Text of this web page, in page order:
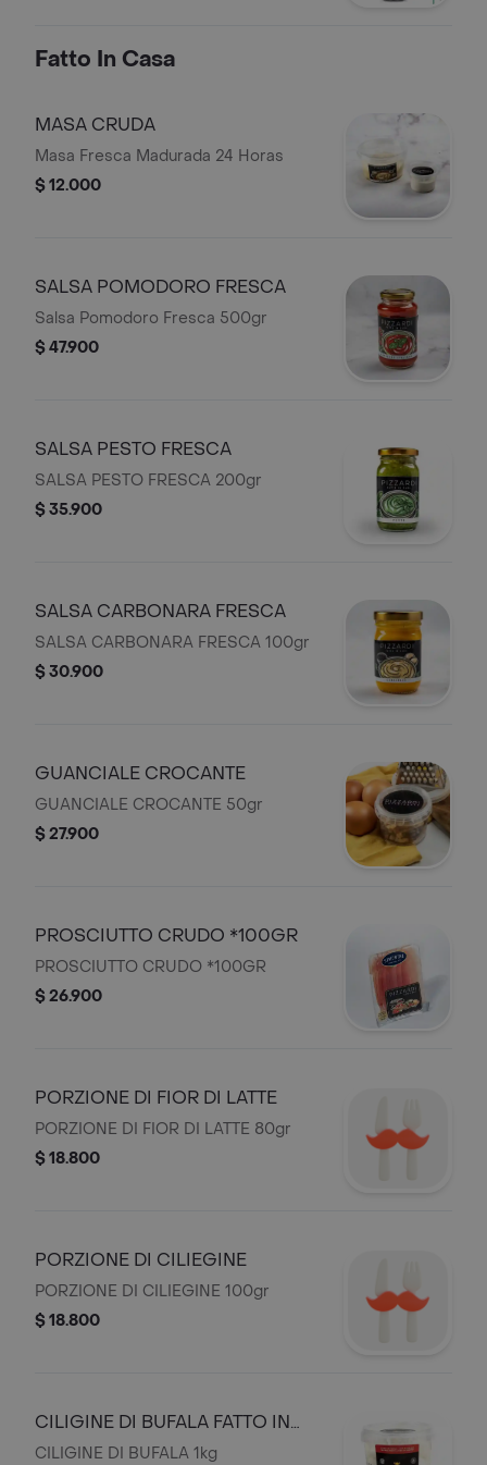
Fatto In Casa
MASA CRUDA
Masa Fresca Madurada 24 Horas
$ 12.000
SALSA POMODORO FRESCA
Salsa Pomodoro Fresca 500gr
$ 47.900
SALSA PESTO FRESCA
SALSA PESTO FRESCA 200gr
$ 35.900
SALSA CARBONARA FRESCA
SALSA CARBONARA FRESCA 100gr
$ 30.900
GUANCIALE CROCANTE
GUANCIALE CROCANTE 50gr
$ 27.900
PROSCIUTTO CRUDO *100GR
PROSCIUTTO CRUDO *100GR
$ 26.900
PORZIONE DI FIOR DI LATTE
PORZIONE DI FIOR DI LATTE 80gr
$ 18.800
PORZIONE DI CILIEGINE
PORZIONE DI CILIEGINE 100gr
$ 18.800
CILIGINE DI BUFALA FATTO IN
CASA
CILIGINE DI BUFALA 1kg